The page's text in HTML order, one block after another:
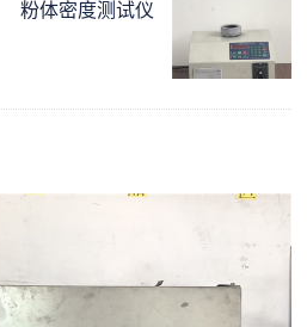
粉体密度测试仪